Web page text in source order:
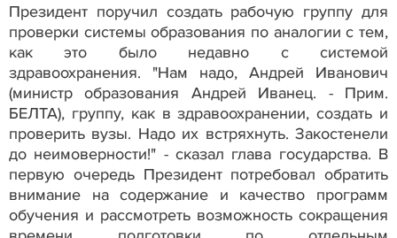
Президент поручил создать рабочую группу для
проверки системы образования по аналогии с тем,
как это было недавно с системой
здравоохранения. "Нам надо, Андрей Иванович
(министр образования Андрей Иванец. - Прим.
БЕЛТА), группу, как в здравоохранении, создать и
проверить вузы. Надо их встряхнуть. Закостенели
до неимоверности!" - сказал глава государства. В
первую очередь Президент потребовал обратить
внимание на содержание и качество программ
обучения и рассмотреть возможность сокращения